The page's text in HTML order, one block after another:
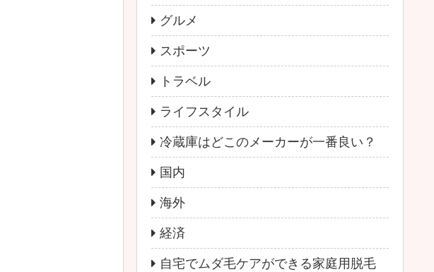
グルメ
スポーツ
トラベル
ライフスタイル
冷蔵庫はどこのメーカーが一番良い？
国内
海外
経済
自宅でムダ毛ケアができる家庭用脱毛